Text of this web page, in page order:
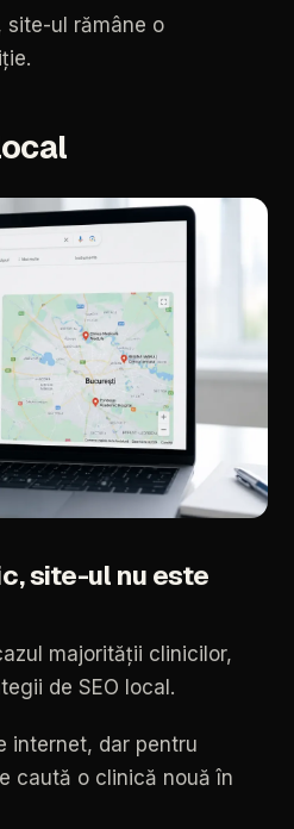
site-ul rămâne o
site-ul nu este
majorității clinicilor,
de SEO local.
internet, dar pentru
caută o clinică nouă în